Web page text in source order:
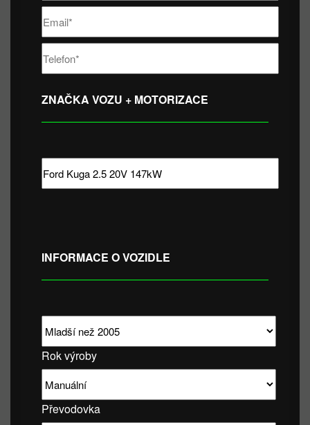
ZNAČKA VOZU + MOTORIZACE
INFORMACE O VOZIDLE
Rok výroby
Převodovka